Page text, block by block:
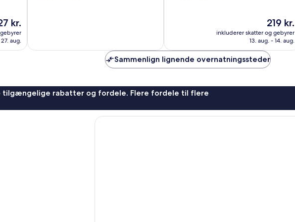
kr.
kr.
aug.
Prisen
er
219 kr.
219 kr.
inkluderer skatter og gebyrer
13. aug. - 14. aug.
Sammenlign lignende overnatningssteder
tilgængelige rabatter og fordele. Flere fordele til flere